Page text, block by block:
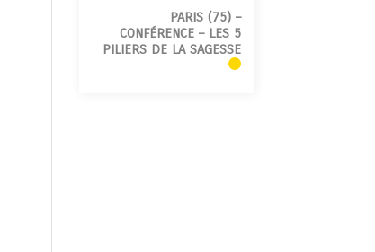
PARIS (75) –
CONFÉRENCE – LES 5
PILIERS DE LA SAGESSE